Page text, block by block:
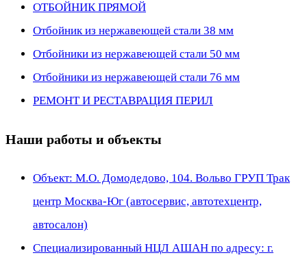
ОТБОЙНИК ПРЯМОЙ
Отбойник из нержавеющей стали 38 мм
Отбойники из нержавеющей стали 50 мм
Отбойники из нержавеющей стали 76 мм
РЕМОНТ И РЕСТАВРАЦИЯ ПЕРИЛ
Наши работы и объекты
Объект: М.О. Домодедово, 104. Вольво ГРУП Трак
центр Москва-Юг (автосервис, автотехцентр,
автосалон)
Специализированный НЦЛ АШАН по адресу: г.